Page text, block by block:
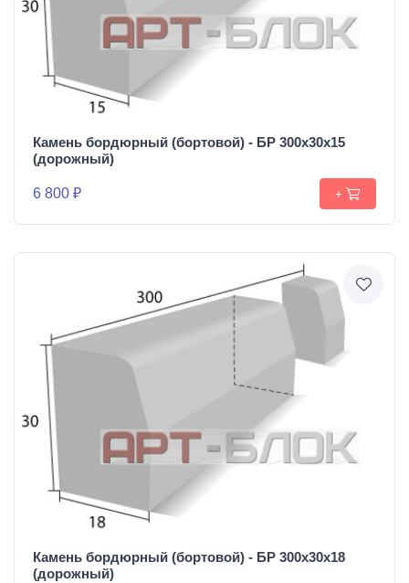
Камень бордюрный (бортовой) - БР 300х30х15
(дорожный)
6 800 ₽ +
Камень бордюрный (бортовой) - БР 300х30х18
(дорожный)